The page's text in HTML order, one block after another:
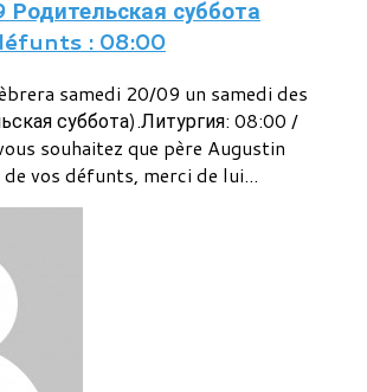
суббота
: 08:00
samedi 20/09 un samedi des
суббота).Литургия: 08:00 /
souhaitez que père Augustin
vos défunts, merci de lui...